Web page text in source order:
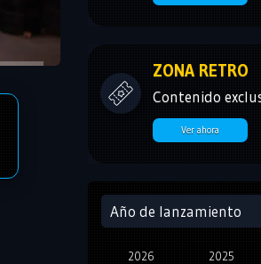
ZONA RETRO
Contenido
Ver ahora
Año de lanzamiento
2026 2025